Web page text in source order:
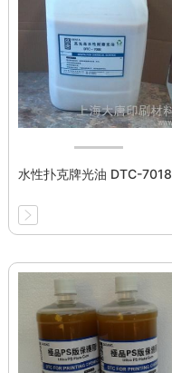
水性扑克牌光油 DTC-7018